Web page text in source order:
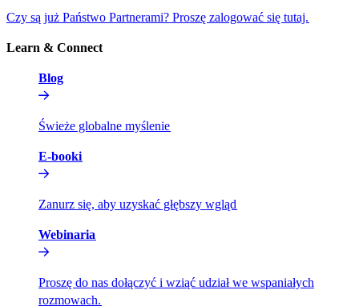
Czy są już Państwo Partnerami? Proszę zalogować się tutaj.​​
Learn & Connect​​
Blog​​
Świeże globalne myślenie​​
E-booki​​
Zanurz się, aby uzyskać głębszy wgląd​​
Webinaria​​
Proszę do nas dołączyć i wziąć udział we wspaniałych
rozmowach.​​